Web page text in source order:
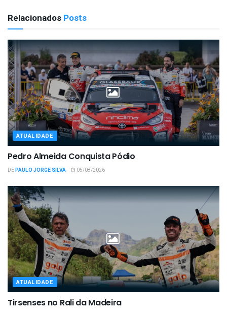
Relacionados Posts
ATUALIDADE
Pedro Almeida Conquista Pódio
DEPAULO JORGE SILVA 05/08/2026
ATUALIDADE
Tirsenses no Rali da Madeira